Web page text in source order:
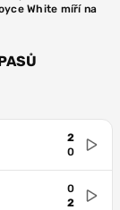
White míří na
2
0
0
2